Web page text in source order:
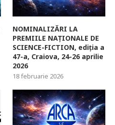
NOMINALIZĂRI LA
PREMIILE NAȚIONALE DE
SCIENCE-FICTION, ediția a
47-a, Craiova, 24-26 aprilie
2026
18 februarie 2026